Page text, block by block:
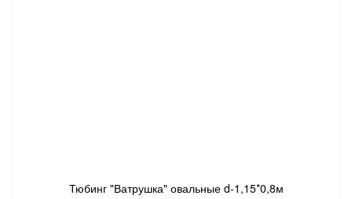
Тюбинг "Ватрушка" овальные d-1,15*0,8м